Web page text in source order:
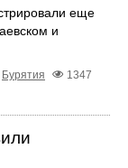
еще
и
Бурятия
1347